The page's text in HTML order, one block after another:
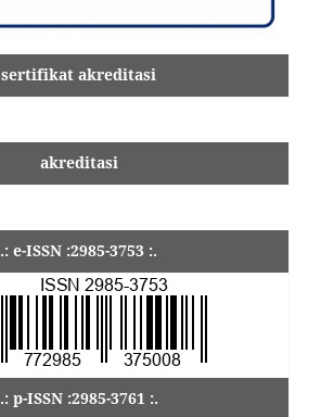
sertifikat akreditasi
akreditasi
.: e-ISSN :2985-3753 :.
.: p-ISSN :2985-3761 :.